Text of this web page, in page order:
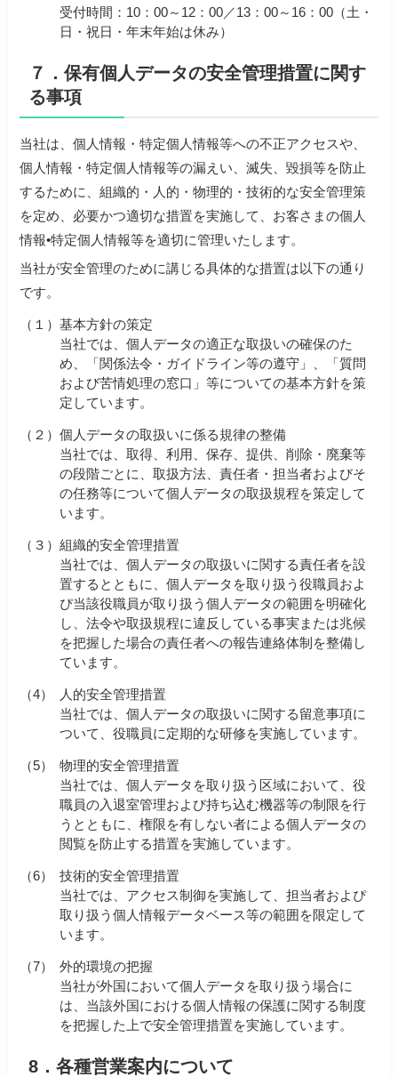
受付時間：10：00～12：00／13：00～16：00（土・
日・祝日・年末年始は休み）
７．保有個人データの安全管理措置に関す
る事項
当社は、個人情報・特定個人情報等への不正アクセスや、
個人情報・特定個人情報等の漏えい、滅失、毀損等を防止
するために、組織的・人的・物理的・技術的な安全管理策
を定め、必要かつ適切な措置を実施して、お客さまの個人
情報•特定個人情報等を適切に管理いたします。
当社が安全管理のために講じる具体的な措置は以下の通り
です。
（１）基本方針の策定
当社では、個人データの適正な取扱いの確保のた
め、「関係法令・ガイドライン等の遵守」、「質問
および苦情処理の窓口」等についての基本方針を策
定しています。
（２）個人データの取扱いに係る規律の整備
当社では、取得、利用、保存、提供、削除・廃棄等
の段階ごとに、取扱方法、責任者・担当者およびそ
の任務等について個人データの取扱規程を策定して
います。
（３）組織的安全管理措置
当社では、個人データの取扱いに関する責任者を設
置するとともに、個人データを取り扱う役職員およ
ぴ当該役職員が取り扱う個人データの範囲を明確化
し、法令や取扱規程に違反している事実または兆候
を把握した場合の責任者への報告連絡体制を整備し
ています。
（4）
人的安全管理措置
当社では、個人データの取扱いに関する留意事項に
ついて、役職員に定期的な研修を実施しています。
（5）
物理的安全管理措置
当社では、個人データを取り扱う区域において、役
職員の入退室管理および持ち込む機器等の制限を行
うとともに、権限を有しない者による個人データの
閲覧を防止する措置を実施しています。
（6）
技術的安全管理措置
当社では、アクセス制御を実施して、担当者およぴ
取り扱う個人情報データベース等の範囲を限定して
います。
（7）
外的環境の把握
当社が外国において個人データを取り扱う場合に
は、当該外国における個人情報の保護に関する制度
を把握した上で安全管理措置を実施しています。
8．各種営業案内について